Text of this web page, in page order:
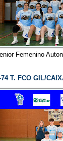
Femenino
74 T. FCO GIL/